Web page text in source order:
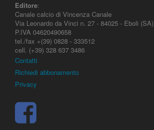
Editore:
Canale calcio di Vincenza Canale
Via Leonardo da Vinci n. 27 - 84025 - Eboli (SA)
P.IVA 04620490658
tel./fax +(39) 0828 - 333512
cell. (+39) 328 637 3486
Contatti
Richiedi abbonamento
Privacy